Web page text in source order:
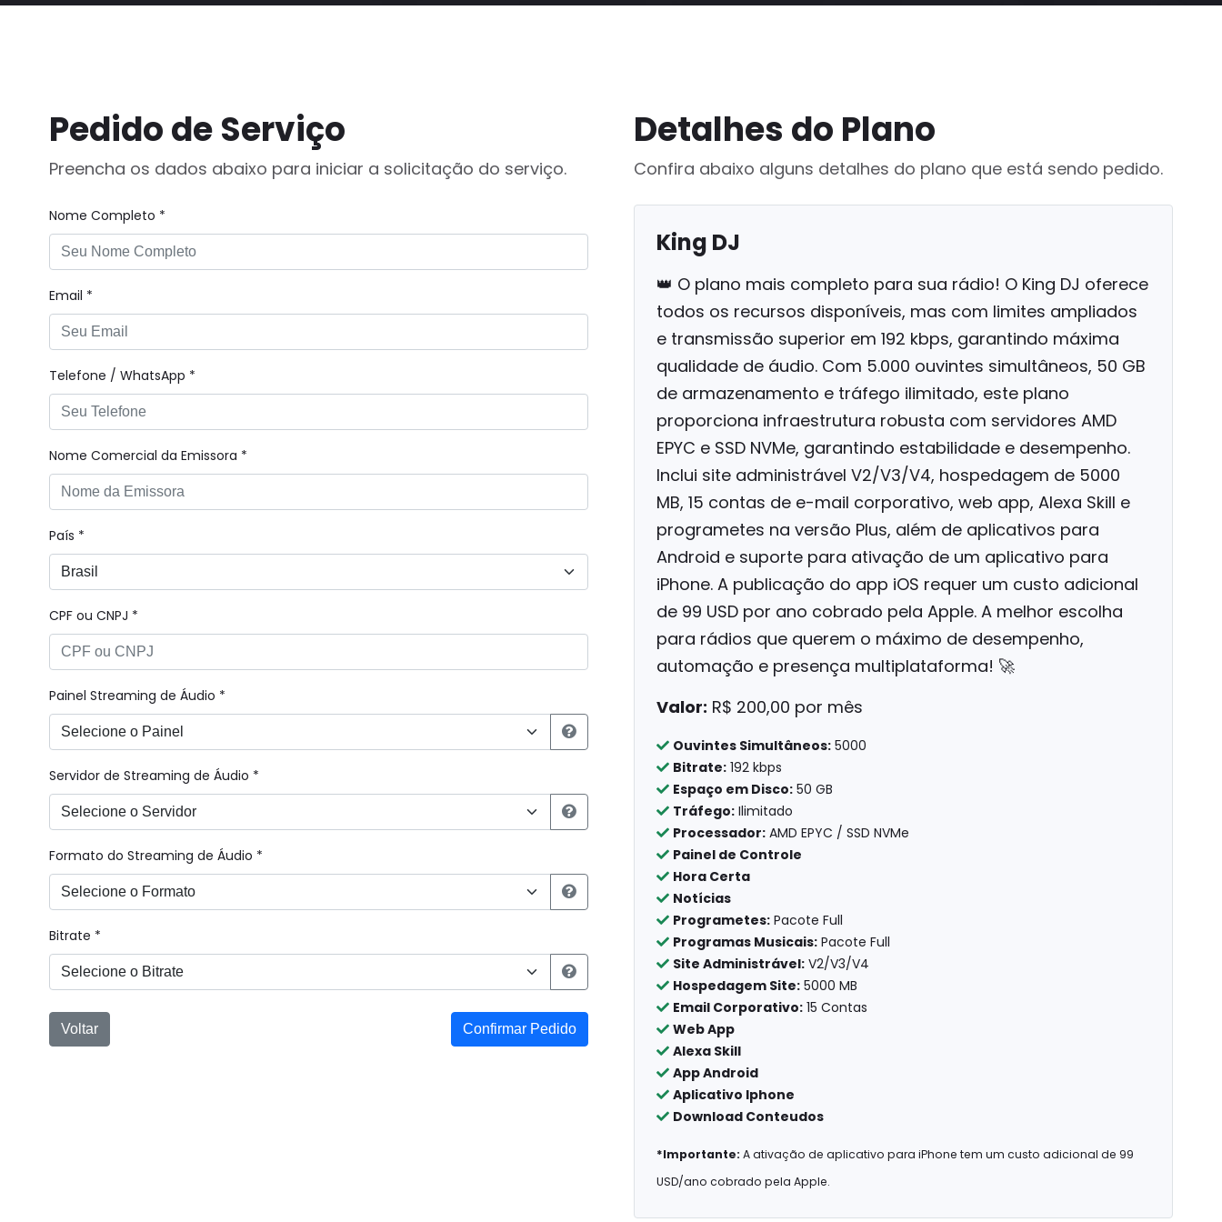
Pedido de Serviço
Preencha os dados abaixo para iniciar a solicitação do serviço.
Nome Completo *
Email *
Telefone / WhatsApp *
Nome Comercial da Emissora *
País *
CPF ou CNPJ *
Painel Streaming de Áudio *
Servidor de Streaming de Áudio *
Formato do Streaming de Áudio *
Bitrate *
Voltar Confirmar Pedido
Detalhes do Plano
Confira abaixo alguns detalhes do plano que está sendo pedido.
King DJ
👑 O plano mais completo para sua rádio! O King DJ oferece
todos os recursos disponíveis, mas com limites ampliados
e transmissão superior em 192 kbps, garantindo máxima
qualidade de áudio. Com 5.000 ouvintes simultâneos, 50 GB
de armazenamento e tráfego ilimitado, este plano
proporciona infraestrutura robusta com servidores AMD
EPYC e SSD NVMe, garantindo estabilidade e desempenho.
Inclui site administrável V2/V3/V4, hospedagem de 5000
MB, 15 contas de e-mail corporativo, web app, Alexa Skill e
programetes na versão Plus, além de aplicativos para
Android e suporte para ativação de um aplicativo para
iPhone. A publicação do app iOS requer um custo adicional
de 99 USD por ano cobrado pela Apple. A melhor escolha
para rádios que querem o máximo de desempenho,
automação e presença multiplataforma! 🚀
Valor: R$ 200,00 por mês
Ouvintes Simultâneos: 5000
Bitrate: 192 kbps
Espaço em Disco: 50 GB
Tráfego: Ilimitado
Processador: AMD EPYC / SSD NVMe
Painel de Controle
Hora Certa
Notícias
Programetes: Pacote Full
Programas Musicais: Pacote Full
Site Administrável: V2/V3/V4
Hospedagem Site: 5000 MB
Email Corporativo: 15 Contas
Web App
Alexa Skill
App Android
Aplicativo Iphone
Download Conteudos
*Importante: A ativação de aplicativo para iPhone tem um custo adicional de 99
USD/ano cobrado pela Apple.